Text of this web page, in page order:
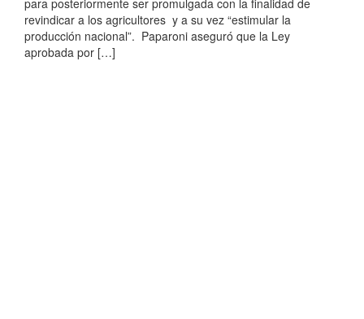
para posteriormente ser promulgada con la finalidad de
revindicar a los agricultores y a su vez “estimular la
producción nacional”. Paparoni aseguró que la Ley
aprobada por […]